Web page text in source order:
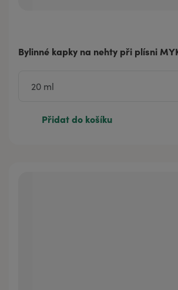
Bylinné kapky na nehty při plísni
Přidat do košíku